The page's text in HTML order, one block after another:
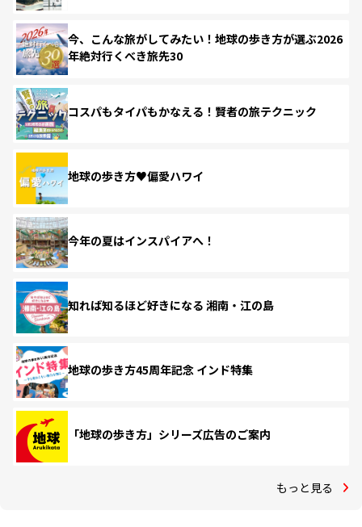
今、こんな旅がしてみたい！地球の歩き方が選ぶ2026
年絶対行くべき旅先30
コスパもタイパもかなえる！賢者の旅テクニック
地球の歩き方♥偏愛ハワイ
今年の夏はインスパイアへ！
知れば知るほど好きになる 湘南・江の島
地球の歩き方45周年記念 インド特集
「地球の歩き方」シリーズ広告のご案内
もっと見る